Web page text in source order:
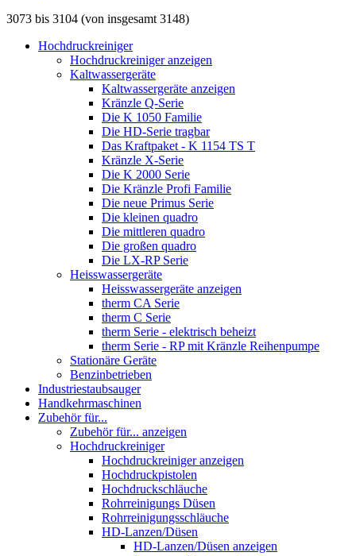
3073 bis 3104 (von insgesamt 3148)
Hochdruckreiniger
Hochdruckreiniger anzeigen
Kaltwassergeräte
Kaltwassergeräte anzeigen
Kränzle Q-Serie
Die K 1050 Familie
Die HD-Serie tragbar
Das Kraftpaket - K 1154 TS T
Kränzle X-Serie
Die K 2000 Serie
Die Kränzle Profi Familie
Die neue Primus Serie
Die kleinen quadro
Die mittleren quadro
Die großen quadro
Die LX-RP Serie
Heisswassergeräte
Heisswassergeräte anzeigen
therm CA Serie
therm C Serie
therm Serie - elektrisch beheizt
therm Serie - RP mit Kränzle Reihenpumpe
Stationäre Geräte
Benzinbetrieben
Industriestaubsauger
Handkehrmaschinen
Zubehör für...
Zubehör für... anzeigen
Hochdruckreiniger
Hochdruckreiniger anzeigen
Hochdruckpistolen
Hochdruckschläuche
Rohrreinigungs Düsen
Rohrreinigungsschläuche
HD-Lanzen/Düsen
HD-Lanzen/Düsen anzeigen